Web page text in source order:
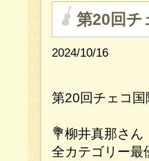
第20回チ
2024/10/16
第20回チェコ
💐柳井真那さん
全カテゴリー最